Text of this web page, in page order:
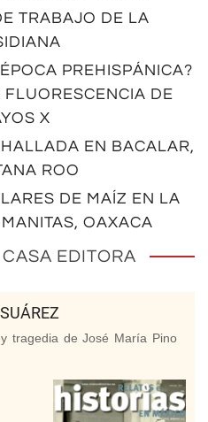
TRABAJO DE LA
PREHISPÁNICA?
DE
X
EN BACALAR,
ROO
DE MAÍZ EN LA
OAXACA
EDITORA
tragedia de José María Pino